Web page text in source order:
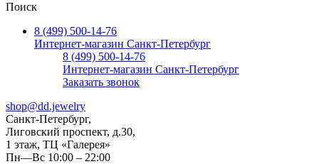
Поиск
8 (499) 500-14-76
Интернет-магазин Санкт-Петербург
8 (499) 500-14-76
Интернет-магазин Санкт-Петербург
Заказать звонок
shop@dd.jewelry
Санкт-Петербург,
Лиговский проспект, д.30,
1 этаж, ТЦ «Галерея»
Пн—Вс 10:00 – 22:00